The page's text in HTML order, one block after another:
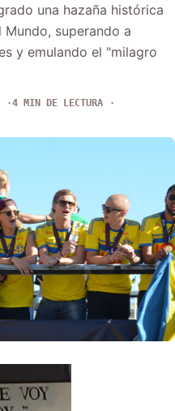
una hazaña histórica
superando a
y emulando el "milagro
4 MIN DE LECTURA